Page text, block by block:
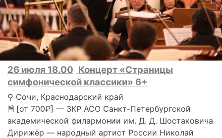
26 июля 18.00 Концерт «Страницы
симфонической классики» 6+
⚲ Сочи, Краснодарский край
🗎 [от 700₽] — ЗКР АСО Санкт-Петербургской
академической филармонии им. Д. Д. Шостаковича
Дирижёр — народный артист России Николай